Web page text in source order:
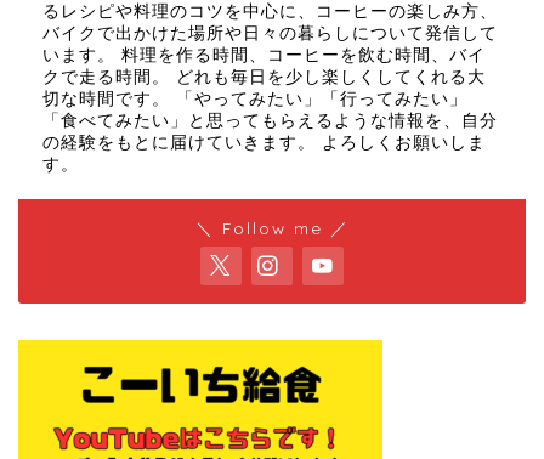
るレシピや料理のコツを中心に、コーヒーの楽しみ方、
バイクで出かけた場所や日々の暮らしについて発信して
います。 料理を作る時間、コーヒーを飲む時間、バイ
クで走る時間。 どれも毎日を少し楽しくしてくれる大
切な時間です。 「やってみたい」「行ってみたい」
「食べてみたい」と思ってもらえるような情報を、自分
の経験をもとに届けていきます。 よろしくお願いしま
す。
＼ Follow me ／